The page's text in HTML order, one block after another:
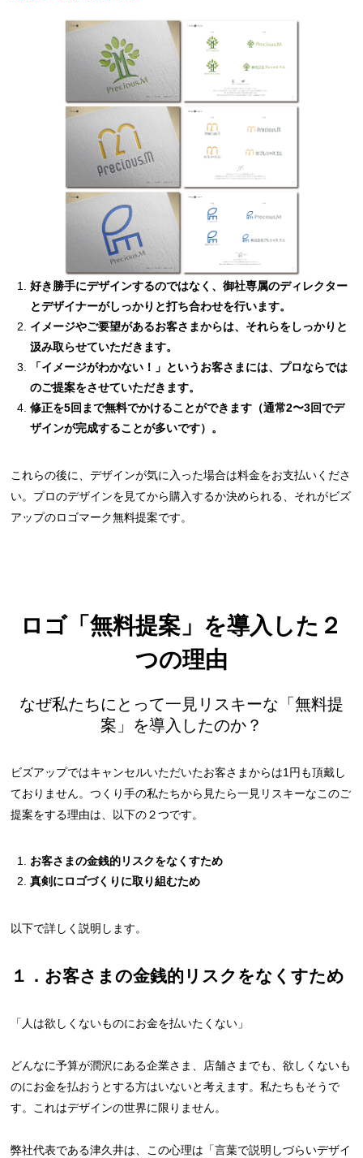
好き勝手にデザインするのではなく、御社専属のディレクター
とデザイナーがしっかりと打ち合わせを行います。
イメージやご要望があるお客さまからは、それらをしっかりと
汲み取らせていただきます。
「イメージがわかない！」というお客さまには、プロならでは
のご提案をさせていただきます。
修正を5回まで無料でかけることができます（通常2〜3回でデ
ザインが完成することが多いです）。
これらの後に、デザインが気に入った場合は料金をお支払いくださ
い。プロのデザインを見てから購入するか決められる、それがビズ
アップのロゴマーク無料提案です。
ロゴ「無料提案」を導入した２
つの理由
なぜ私たちにとって一見リスキーな「無料提
案」を導入したのか？
ビズアップではキャンセルいただいたお客さまからは1円も頂戴し
ておりません。つくり手の私たちから見たら一見リスキーなこのご
提案をする理由は、以下の２つです。
お客さまの金銭的リスクをなくすため
真剣にロゴづくりに取り組むため
以下で詳しく説明します。
１．お客さまの金銭的リスクをなくすため
「人は欲しくないものにお金を払いたくない」
どんなに予算が潤沢にある企業さま、店舗さまでも、欲しくないも
のにお金を払おうとする方はいないと考えます。私たちもそうで
す。これはデザインの世界に限りません。
弊社代表である津久井は、この心理は「言葉で説明しづらいデザイ